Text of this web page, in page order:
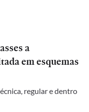
a
em esquemas
regular e dentro